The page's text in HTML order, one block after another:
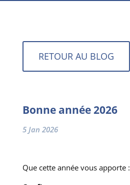
RETOUR AU BLOG
Bonne année 2026
5 Jan 2026
Que cette année vous apporte :